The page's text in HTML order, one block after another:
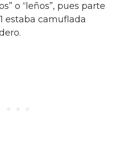
o “leños”, pues parte
estaba camuflada